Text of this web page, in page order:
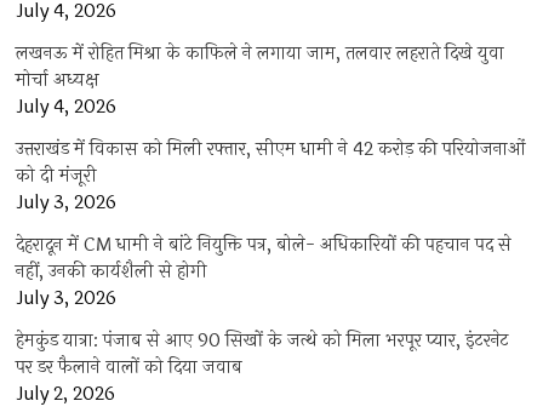
July 4, 2026
लखनऊ में रोहित मिश्रा के काफिले ने लगाया जाम, तलवार लहराते दिखे युवा
मोर्चा अध्यक्ष
July 4, 2026
उत्तराखंड में विकास को मिली रफ्तार, सीएम धामी ने 42 करोड़ की परियोजनाओं
को दी मंजूरी
July 3, 2026
देहरादून में CM धामी ने बांटे नियुक्ति पत्र, बोले- अधिकारियों की पहचान पद से
नहीं, उनकी कार्यशैली से होगी
July 3, 2026
हेमकुंड यात्रा: पंजाब से आए 90 सिखों के जत्थे को मिला भरपूर प्यार, इंटरनेट
पर डर फैलाने वालों को दिया जवाब
July 2, 2026